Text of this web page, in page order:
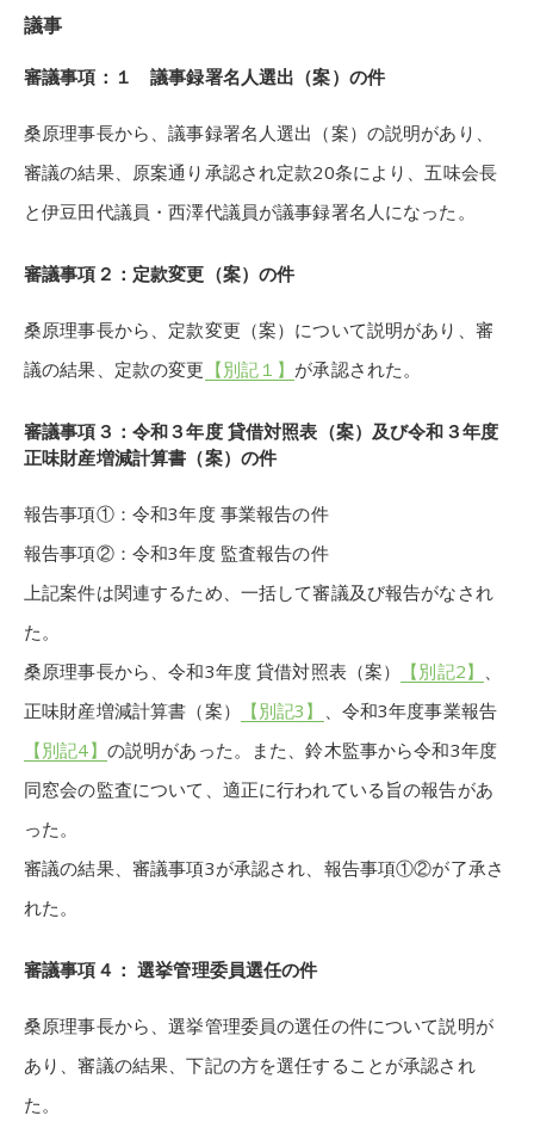
議事
審議事項：１ 議事録署名人選出（案）の件
桑原理事長から、議事録署名人選出（案）の説明があり、
審議の結果、原案通り承認され定款20条により、五味会長
と伊豆田代議員・西澤代議員が議事録署名人になった。
審議事項２：定款変更（案）の件
桑原理事長から、定款変更（案）について説明があり、審
議の結果、定款の変更 【別記１】 が承認された。
審議事項３：令和３年度 貸借対照表（案）及び令和３年度
正味財産増減計算書（案）の件
報告事項①：令和3年度 事業報告の件
報告事項②：令和3年度 監査報告の件
上記案件は関連するため、一括して審議及び報告がなされ
た。
桑原理事長から、令和3年度 貸借対照表（案）
【別記2】 、
正味財産増減計算書（案）
【別記3】 、令和3年度事業報告
【別記4】 の説明があった。また、鈴木監事から令和3年度
同窓会の監査について、適正に行われている旨の報告があ
った。
審議の結果、審議事項3が承認され、報告事項①②が了承さ
れた。
審議事項４： 選挙管理委員選任の件
桑原理事長から、選挙管理委員の選任の件について説明が
あり、審議の結果、下記の方を選任することが承認され
た。